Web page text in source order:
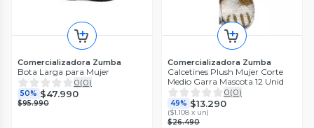
Comercializadora Zumba
Bota Larga para Mujer
0(0)
50% $47.990
$95.990
Comercializadora Zumba
Calcetines Plush Mujer Corte
Medio Garra Mascota 12 Unid
0(0)
49% $13.290
($1.108 x un)
$26.490